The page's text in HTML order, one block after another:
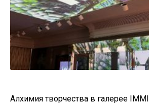
Алхимия творчества в галерее IMMI